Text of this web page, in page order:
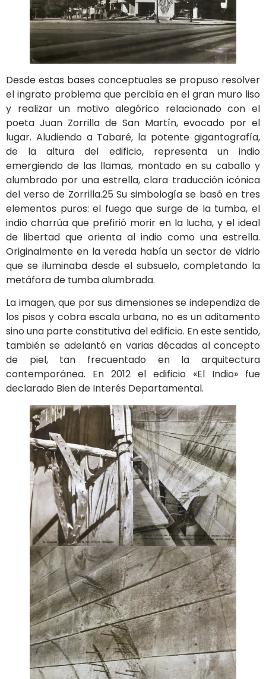
Desde estas bases conceptuales se propuso resolver
el ingrato problema que percibía en el gran muro liso
y realizar un motivo alegórico relacionado con el
poeta Juan Zorrilla de San Martín, evocado por el
lugar. Aludiendo a Tabaré, la potente gigantografía,
de la altura del edificio, representa un indio
emergiendo de las llamas, montado en su caballo y
alumbrado por una estrella, clara traducción icónica
del verso de Zorrilla.25 Su simbología se basó en tres
elementos puros: el fuego que surge de la tumba, el
indio charrúa que prefirió morir en la lucha, y el ideal
de libertad que orienta al indio como una estrella.
Originalmente en la vereda había un sector de vidrio
que se iluminaba desde el subsuelo, completando la
metáfora de tumba alumbrada.
La imagen, que por sus dimensiones se independiza de
los pisos y cobra escala urbana, no es un aditamento
sino una parte constitutiva del edificio. En este sentido,
también se adelantó en varias décadas al concepto
de piel, tan frecuentado en la arquitectura
contemporánea. En 2012 el edificio «El Indio» fue
declarado Bien de Interés Departamental.